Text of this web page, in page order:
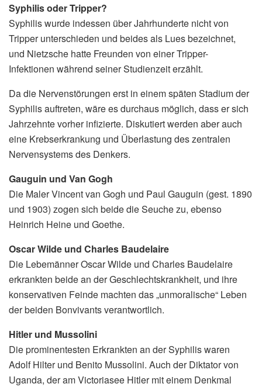
Syphilis oder Tripper?
Syphilis wurde indessen über Jahrhunderte nicht von
Tripper unterschieden und beides als Lues bezeichnet,
und Nietzsche hatte Freunden von einer Tripper-
Infektionen während seiner Studienzeit erzählt.
Da die Nervenstörungen erst in einem späten Stadium der
Syphilis auftreten, wäre es durchaus möglich, dass er sich
Jahrzehnte vorher infizierte. Diskutiert werden aber auch
eine Krebserkrankung und Überlastung des zentralen
Nervensystems des Denkers.
Gauguin und Van Gogh
Die Maler Vincent van Gogh und Paul Gauguin (gest. 1890
und 1903) zogen sich beide die Seuche zu, ebenso
Heinrich Heine und Goethe.
Oscar Wilde und Charles Baudelaire
Die Lebemänner Oscar Wilde und Charles Baudelaire
erkrankten beide an der Geschlechtskrankheit, und ihre
konservativen Feinde machten das „unmoralische“ Leben
der beiden Bonvivants verantwortlich.
Hitler und Mussolini
Die prominentesten Erkrankten an der Syphilis waren
Adolf Hilter und Benito Mussolini. Auch der Diktator von
Uganda, der am Victoriasee Hitler mit einem Denkmal